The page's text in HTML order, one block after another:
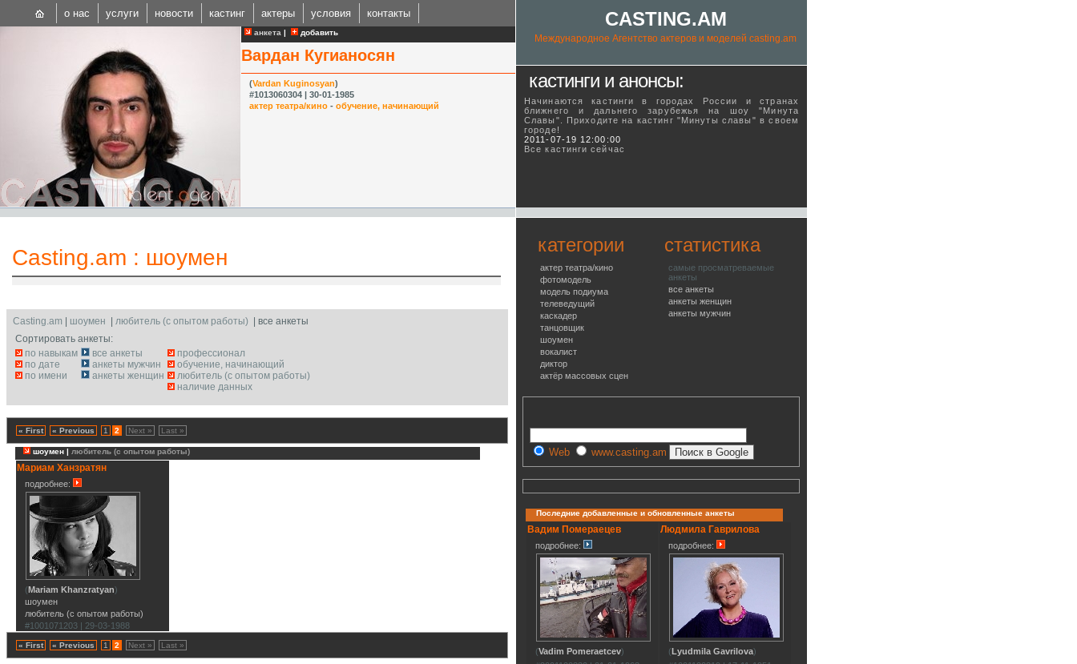
анкета | добавить
Вардан Кугианосян
(Vardan Kuginosyan)
#1013060304 | 30-01-1985
актер театра/кино - обучение, начинающий
Casting.am : шоумен
Casting.am шоумен любитель (с опытом работы) | все анкеты
Сортировать анкеты:
по навыкам
по дате
по имени
все анкеты
анкеты мужчин
анкеты женщин
профессионал
обучение, начинающий
любитель (с опытом работы)
наличие данных
« First « Previous 1 2 Next » Last »
шоумен | любитель (с опытом работы)
Мариам Ханзратян
подробнее:
(Mariam Khanzratyan)
шоумен
любитель (с опытом работы)
#1001071203 | 29-03-1988
« First « Previous 1 2 Next » Last »
о нас услуги новости кастинг актеры условия контакты CASTING.AM
Международное Агентство актеров и моделей casting.am
кастинги и анонсы:
Начинаются кастинги в городах России и странах
ближнего и дальнего зарубежья на шоу "Минута
Славы". Приходите на кастинг "Минуты славы" в своeм
городе!
2011-07-19 12:00:00
Все кастинги сейчас
категории
актер театра/кино
фотомодель
модель подиума
телеведущий
каскадер
танцовщик
шоумен
вокалист
диктор
актёр массовых сцен
статистика
самые просматреваемые
анкеты
все анкеты
анкеты женщин
анкеты мужчин
Web www.casting.am
Последние добавленные и обновленные анкеты
Вадим Помераецев
подробнее:
(Vadim Pomeraetcev)
Людмила Гаврилова
подробнее:
(Lyudmila Gavrilova)